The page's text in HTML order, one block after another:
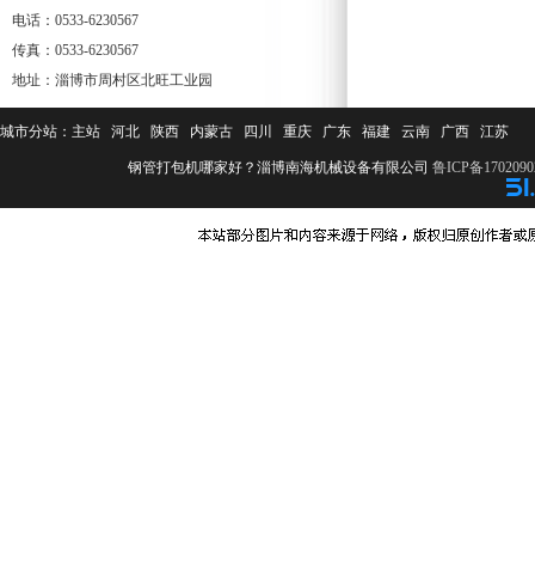
电话：0533-6230567
传真：0533-6230567
地址：淄博市周村区北旺工业园
城市分站： 主站 河北 陕西 内蒙古 四川 重庆 广东 福建 云南 广西 江苏
钢管打包机哪家好？淄博南海机械设备有限公司 鲁ICP备